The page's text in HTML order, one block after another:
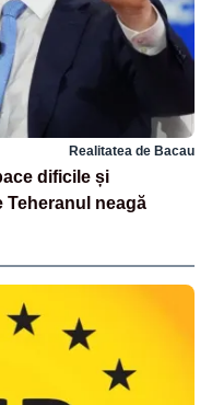
Realitatea de Bacau
dificile și
Teheranul neagă